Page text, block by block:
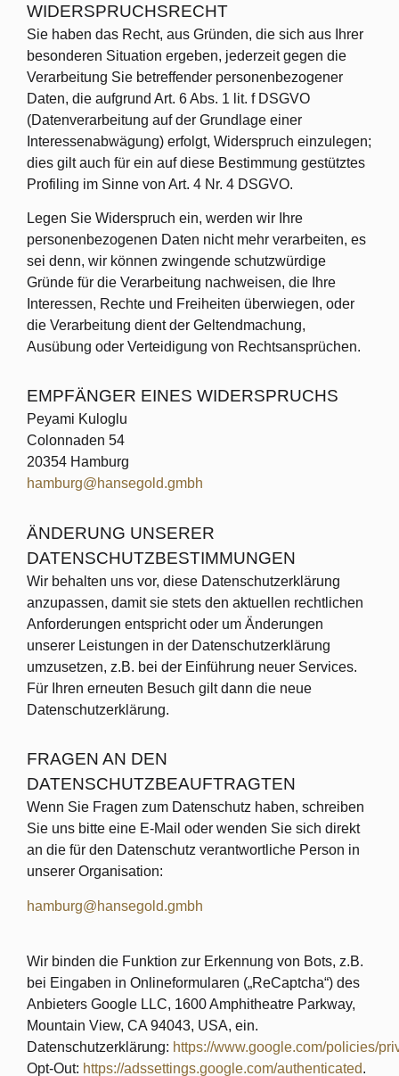
WIDERSPRUCHSRECHT
Sie haben das Recht, aus Gründen, die sich aus Ihrer
besonderen Situation ergeben, jederzeit gegen die
Verarbeitung Sie betreffender personenbezogener
Daten, die aufgrund Art. 6 Abs. 1 lit. f DSGVO
(Datenverarbeitung auf der Grundlage einer
Interessenabwägung) erfolgt, Widerspruch einzulegen;
dies gilt auch für ein auf diese Bestimmung gestütztes
Profiling im Sinne von Art. 4 Nr. 4 DSGVO.
Legen Sie Widerspruch ein, werden wir Ihre
personenbezogenen Daten nicht mehr verarbeiten, es
sei denn, wir können zwingende schutzwürdige
Gründe für die Verarbeitung nachweisen, die Ihre
Interessen, Rechte und Freiheiten überwiegen, oder
die Verarbeitung dient der Geltendmachung,
Ausübung oder Verteidigung von Rechtsansprüchen.
EMPFÄNGER EINES WIDERSPRUCHS
Peyami Kuloglu
Colonnaden 54
20354 Hamburg
hamburg@hansegold.gmbh
ÄNDERUNG UNSERER
DATENSCHUTZBESTIMMUNGEN
Wir behalten uns vor, diese Datenschutzerklärung
anzupassen, damit sie stets den aktuellen rechtlichen
Anforderungen entspricht oder um Änderungen
unserer Leistungen in der Datenschutzerklärung
umzusetzen, z.B. bei der Einführung neuer Services.
Für Ihren erneuten Besuch gilt dann die neue
Datenschutzerklärung.
FRAGEN AN DEN
DATENSCHUTZBEAUFTRAGTEN
Wenn Sie Fragen zum Datenschutz haben, schreiben
Sie uns bitte eine E-Mail oder wenden Sie sich direkt
an die für den Datenschutz verantwortliche Person in
unserer Organisation:
hamburg@hansegold.gmbh
Wir binden die Funktion zur Erkennung von Bots, z.B.
bei Eingaben in Onlineformularen („ReCaptcha“) des
Anbieters Google LLC, 1600 Amphitheatre Parkway,
Mountain View, CA 94043, USA, ein.
Datenschutzerklärung: https://www.google.com/policies/
Opt-Out: https://adssettings.google.com/authenticated.